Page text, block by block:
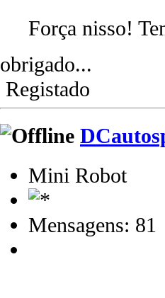
Força nisso!
obrigado...
Registado
Mini Robot
Mensagens: 81